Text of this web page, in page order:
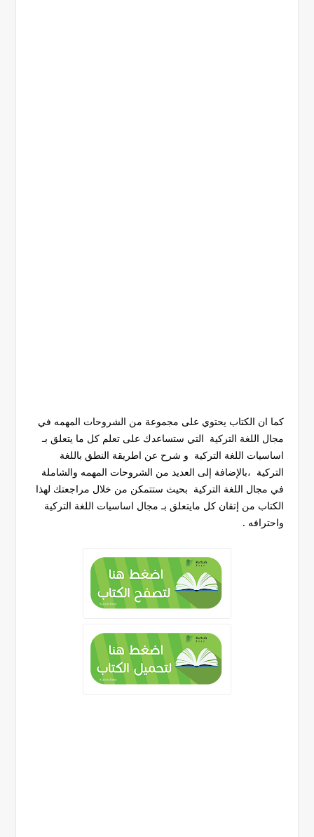
كما ان الكتاب يحتوي على مجموعة من الشروحات المهمه في
مجال اللغة التركية التي ستساعدك على تعلم كل ما يتعلق بـ
اساسيات اللغة التركية و شرح عن اطريقة النطق باللغة
التركية ،بالإضافة إلى العديد من الشروحات المهمه والشاملة
في مجال اللغة التركية بحيث ستتمكن من خلال مراجعتك لهذا
الكتاب من إتقان كل مايتعلق بـ مجال اساسيات اللغة التركية
واحترافه .